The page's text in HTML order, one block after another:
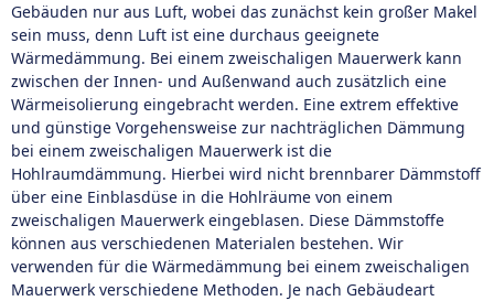
Gebäuden nur aus Luft, wobei das zunächst kein großer Makel
sein muss, denn Luft ist eine durchaus geeignete
Wärmedämmung. Bei einem zweischaligen Mauerwerk kann
zwischen der Innen- und Außenwand auch zusätzlich eine
Wärmeisolierung eingebracht werden. Eine extrem effektive
und günstige Vorgehensweise zur nachträglichen Dämmung
bei einem zweischaligen Mauerwerk ist die
Hohlraumdämmung. Hierbei wird nicht brennbarer Dämmstoff
über eine Einblasdüse in die Hohlräume von einem
zweischaligen Mauerwerk eingeblasen. Diese Dämmstoffe
können aus verschiedenen Materialen bestehen. Wir
verwenden für die Wärmedämmung bei einem zweischaligen
Mauerwerk verschiedene Methoden. Je nach Gebäudeart